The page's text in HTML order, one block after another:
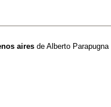
aires de Alberto Parapugna